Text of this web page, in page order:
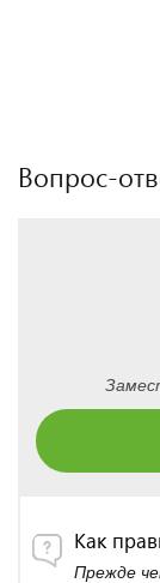
Вопрос-
Как
Прежде